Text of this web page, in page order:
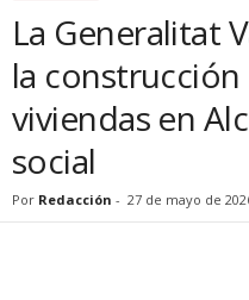
La Generalitat
la construcción
viviendas en
social
Por Redacción - 27 de mayo de